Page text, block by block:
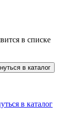
в списке
в каталог
в каталог